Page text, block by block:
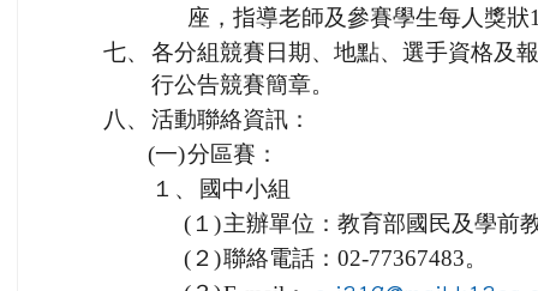
座，指導老師及參賽學生每人獎狀
七、 各分組競賽日期、地點、選手資格及
行公告競賽簡章。
八、 活動聯絡資訊：
(一)分區賽：
１、
國中小組
(１)主辦單位：教育部國民及學前
(２)聯絡電話：02-77367483。